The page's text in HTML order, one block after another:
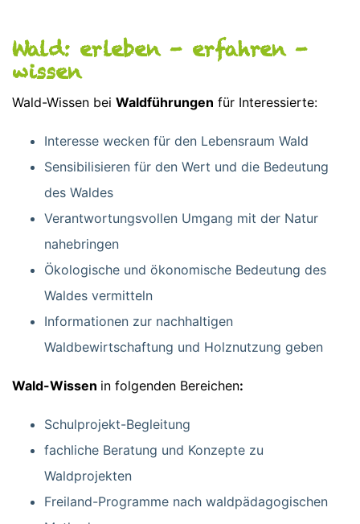
Wald: erleben - erfahren -
wissen
Wald-Wissen bei Waldführungen für Interessierte:
Interesse wecken für den Lebensraum Wald
Sensibilisieren für den Wert und die Bedeutung
des Waldes
Verantwortungsvollen Umgang mit der Natur
nahebringen
Ökologische und ökonomische Bedeutung des
Waldes vermitteln
Informationen zur nachhaltigen
Waldbewirtschaftung und Holznutzung geben
Wald-Wissen in folgenden Bereichen:
Schulprojekt-Begleitung
fachliche Beratung und Konzepte zu
Waldprojekten
Freiland-Programme nach waldpädagogischen